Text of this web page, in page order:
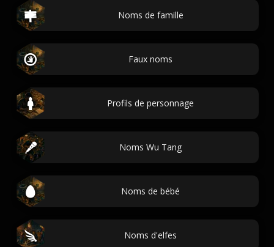
Noms de famille
Faux noms
Profils de personnage
Noms Wu Tang
Noms de bébé
Noms d'elfes